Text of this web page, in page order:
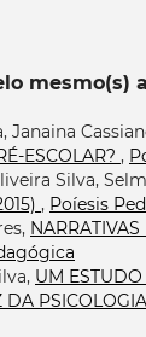
mesmo(s)
Janaina
ESCOLAR? ,
Silva,
, Poíesis
UM
DA